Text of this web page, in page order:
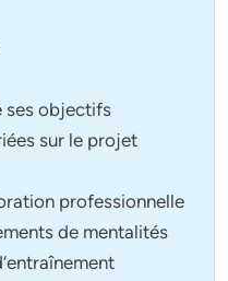
ses objectifs
sur le projet
professionnelle
de mentalités